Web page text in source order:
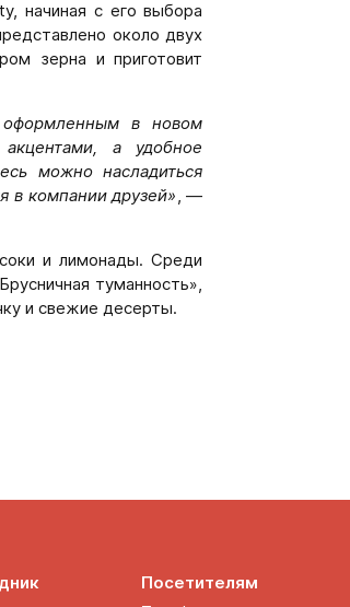
начиная с его выбора
около двух
зерна и приготовит
в новом
а удобное
можно насладиться
в компании друзей», —
и лимонады. Среди
туманность»,
и свежие десерты.
Посетителям